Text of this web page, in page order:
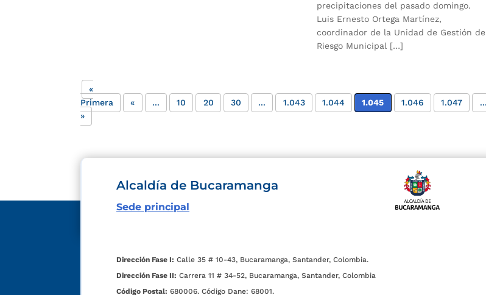
precipitaciones del pasado domingo.
Luis Ernesto Ortega Martínez,
coordinador de la Unidad de Gestión
Riesgo Municipal […]
«
Primera
« ... 10 20 30 ... 1.043 1.044 1.045 1.046 1.047 ...
»
Alcaldía de Bucaramanga
Sede principal
Dirección Fase I: Calle 35 # 10-43, Bucaramanga, Santander, Colombia.
Dirección Fase II: Carrera 11 # 34-52, Bucaramanga, Santander, Colombia
Código Postal: 680006. Código Dane: 68001.